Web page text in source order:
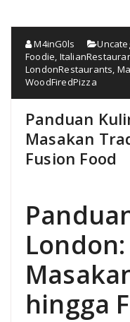
M4inG0ls
Foodie
LondonRestaurants
WoodFiredPizza
Panduan
Masakan
Fusion Food
hingga